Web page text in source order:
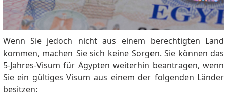
Wenn Sie jedoch nicht aus einem berechtigten Land
kommen, machen Sie sich keine Sorgen.Sie können das
5-Jahres-Visum für Ägypten weiterhin beantragen, wenn
Sie ein gültiges Visum aus einem der folgenden Länder
besitzen: